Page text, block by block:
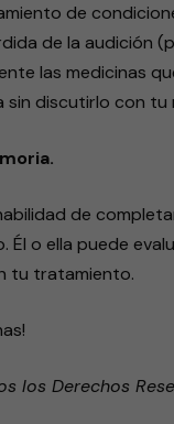
de
de la audición
las medicinas
sin discutirlo con tu
de
o ella puede
tu tratamiento.
los Derechos